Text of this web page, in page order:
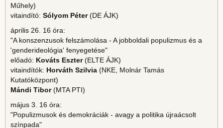
Műhely)
vitaindító: Sólyom Péter(DE ÁJK)
április 26. 16 óra:
"A konszenzusok felszámolása - A jobboldali populizmus és a
'genderideológia' fenyegetése"
előadó: Kováts Eszter(ELTE ÁJK)
vitaindítók: Horváth Szilvia (NKE, Molnár Tamás
Kutatóközpont)
Mándi Tibor(MTA PTI)
május 3. 16 óra:
"Populizmusok és demokráciák - avagy a politika újraácsolt
színpada"